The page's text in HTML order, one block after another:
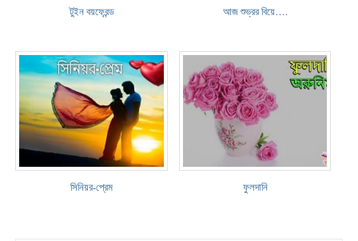
টুইন বয়ফ্রেন্ড আজ শুভ্রর বিয়ে….
সিনিয়র-প্রেম ফুলদা‌নি